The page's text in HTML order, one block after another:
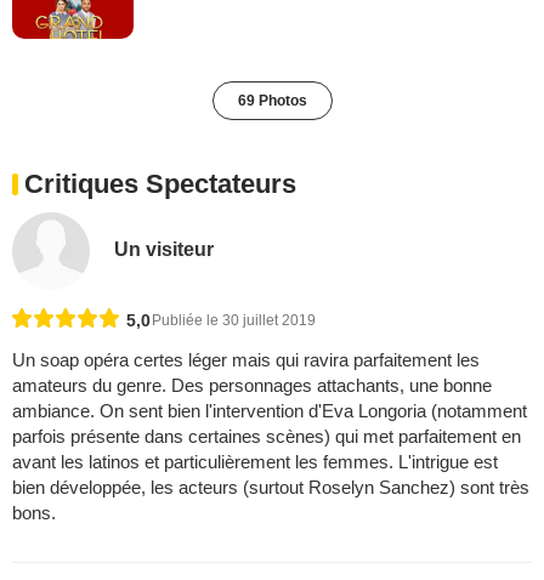
69 Photos
Critiques Spectateurs
Un visiteur
5,0 Publiée le 30 juillet 2019
Un soap opéra certes léger mais qui ravira parfaitement les
amateurs du genre. Des personnages attachants, une bonne
ambiance. On sent bien l'intervention d'Eva Longoria (notamment
parfois présente dans certaines scènes) qui met parfaitement en
avant les latinos et particulièrement les femmes. L'intrigue est
bien développée, les acteurs (surtout Roselyn Sanchez) sont très
bons.